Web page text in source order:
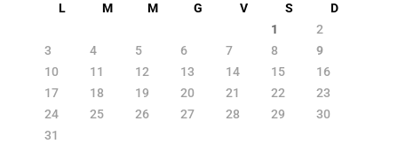
L M M G V S
D
1
2
3
4 5 6 7 8
9
10
11 12 13 14 15
16
17
18 19 20 21 22
23
24
25 26 27 28 29
30
31